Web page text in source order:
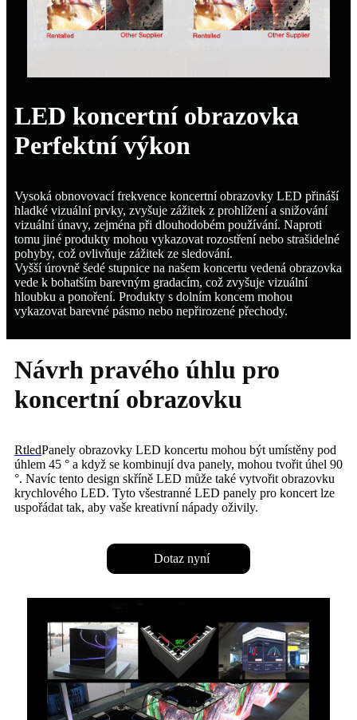
LED koncertní obrazovka
Perfektní výkon
Vysoká obnovovací frekvence koncertní obrazovky LED přináší
hladké vizuální prvky, zvyšuje zážitek z prohlížení a snižování
vizuální únavy, zejména při dlouhodobém používání. Naproti
tomu jiné produkty mohou vykazovat rozostření nebo strašidelné
pohyby, což ovlivňuje zážitek ze sledování.
Vyšší úrovně šedé stupnice na našem koncertu vedená obrazovka
vede k bohatším barevným gradacím, což zvyšuje vizuální
hloubku a ponoření. Produkty s dolním koncem mohou
vykazovat barevné pásmo nebo nepřirozené přechody.
Návrh pravého úhlu pro
koncertní obrazovku
RtledPanely obrazovky LED koncertu mohou být umístěny pod
úhlem 45 ° a když se kombinují dva panely, mohou tvořit úhel 90
°. Navíc tento design skříně LED může také vytvořit obrazovku
krychlového LED. Tyto všestranné LED panely pro koncert lze
uspořádat tak, aby vaše kreativní nápady oživily.
Dotaz nyní